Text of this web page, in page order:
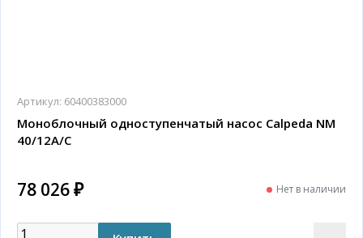
Артикул: 60400383000
Моноблочный одноступенчатый насос Calpeda NM
40/12A/C
78 026 ₽ Нет в наличии